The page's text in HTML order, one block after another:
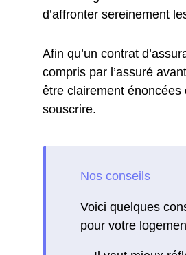
d’affronter sereinement
Afin qu’un contrat
compris par l’assuré
être clairement énoncées
souscrire.
Voici quelques
pour votre